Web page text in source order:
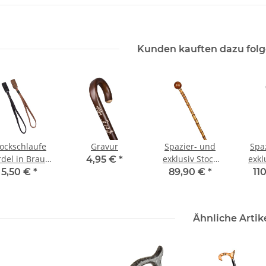
Kunden kauften dazu
in Braun
Schwarz
5,50 € *
Gravur
4,95 € *
Spazier- und
exklusiv Stock
Knauf braun auf
89,90 € *
Ähnliche